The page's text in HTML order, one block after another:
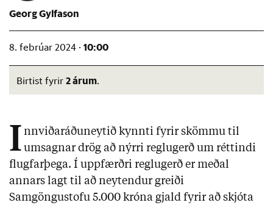
Georg Gylfason
8. febrúar 2024 · 10:00
Birtist fyrir 2 árum.
I nnviðaráðuneytið kynnti fyrir skömmu til
umsagnar drög að nýrri reglugerð um réttindi
flugfarþega. Í uppfærðri reglugerð er meðal
annars lagt til að neytendur greiði
Samgöngustofu 5.000 króna gjald fyrir að skjóta